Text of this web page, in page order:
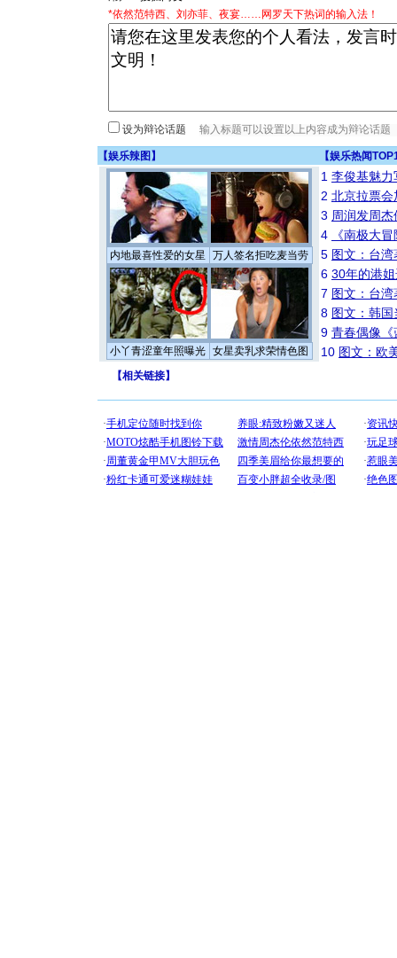
*依然范特西、刘亦菲、夜宴……网罗天下热词的输入法！
设为辩论话题
【娱乐辣图 】 【娱乐热闻
内地最喜性爱的女星 万人签名拒吃麦当劳
小丫青涩童年照曝光 女星卖乳求荣情色图
1 李俊基魅力
2 北京拉票
3 周润发周
4
《南极大
5 图文：台
6 30年的港
7 图文：台
8 图文：韩
9 青春偶像《
10 图文：欧
【相关链接】